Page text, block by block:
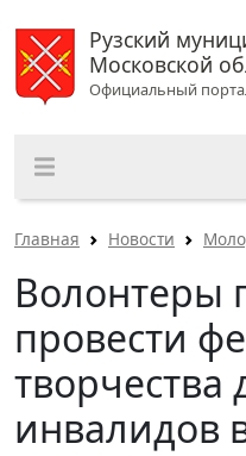
Рузский
Московской
Официальный
Главная Новости
Волонтеры
провести
творчества
инвалидов